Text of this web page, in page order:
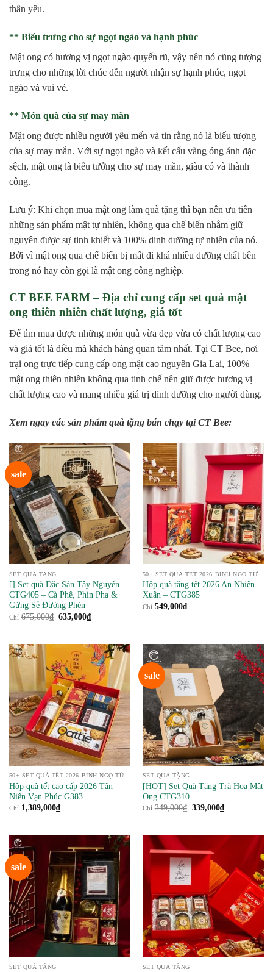
thân yêu.
** Biểu trưng cho sự ngọt ngào và hạnh phúc
Mật ong có hương vị ngọt ngào quyến rũ, vậy nên nó cũng tượng
trưng cho những lời chúc đến người nhận sự hạnh phúc, ngọt
ngào và vui vẻ.
** Món quà của sự may mắn
Mật ong được nhiều người yêu mến và tin rằng nó là biểu tượng
của sự may mắn. Với sự ngọt ngào và kết cấu vàng óng ánh đặc
sệch, mật ong là biểu tưởng cho sự may mắn, giàu có và thành
công.
Lưu ý: Khi chọn mua mật ong làm quà tặng thì bạn nên ưu tiên
những sản phẩm mật tự nhiên, không qua chế biến nhằm giữ
nguyên được sự tinh khiết và 100% dinh dưỡng tự nhiên của nó.
Bởi vì mật ong qua chế biến bị mất đi khá nhiều dưỡng chất bên
trong nó hay còn gọi là mật ong công nghiệp.
CT BEE FARM – Địa chỉ cung cấp set quà mật
ong thiên nhiên chất lượng, giá tốt
Để tìm mua được những món quà vừa đẹp vừa có chất lượng cao
và giá tốt là điều mà khách hàng quan tâm nhất. Tại CT Bee, nơi
trại ong trực tiếp cung cấp ong mật cao nguyên Gia Lai, 100%
mật ong thiên nhiên không qua tinh chế nên giữ được hương vị
chất lượng cao và mang nhiều giá trị dinh dưỡng cho người dùng.
Xem ngay các sản phẩm quà tặng bán chạy tại CT Bee:
sale
SET QUÀ TẶNG
[] Set quà Đặc Sản Tây Nguyên
CTG405 – Cà Phê, Phin Pha &
Gừng Sẻ Đường Phèn
Chỉ 675,000₫ Giá
635,000₫Giá
hiện
635,000₫.
Hộp quà tặng tết 2026 An Nhiên
Xuân – CTG385
Chỉ 549,000₫
50+ SET QUÀ TẾT 2026 BÍNH NGỌ TỪ NÔNG SẢN
Hộp quà tết cao cấp 2026 Tân
Niên Vạn Phúc G383
Chỉ 1,389,000₫
sale
SET QUÀ TẶNG
[HOT] Set Quà Tặng Trà Hoa Mật
Ong CTG310
Chỉ 349,000₫ Giá
339,000₫Giá
339,000₫.
sale
SET QUÀ TẶNG SET QUÀ TẶNG